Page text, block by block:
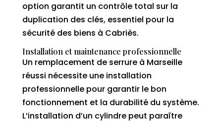
option garantit un contrôle total sur la
duplication des clés, essentiel pour la
sécurité des biens à Cabriès.
Installation et maintenance professionnelle
Un remplacement de serrure à Marseille
réussi nécessite une installation
professionnelle pour garantir le bon
fonctionnement et la durabilité du système.
L’installation d’un cylindre peut paraître